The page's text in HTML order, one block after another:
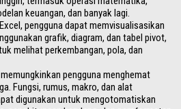
keuangan, dan banyak lagi.
pengguna dapat memvisualisasikan
grafik, diagram, dan tabel pivot,
melihat perkembangan, pola, dan
pengguna menghemat
Fungsi, rumus, makro, dan alat
digunakan untuk mengotomatiskan